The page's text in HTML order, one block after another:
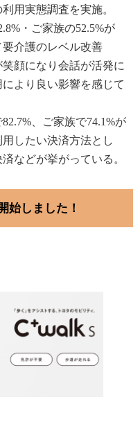
利用実態調査を実施。
・ご家族の52.5%が
介護のレベル改善
顔になり会話が活発に
より良い影響を感じて
82.7% ご家族で74.1%が
したい決済方法と し
済などが挙がっている 。
しました！